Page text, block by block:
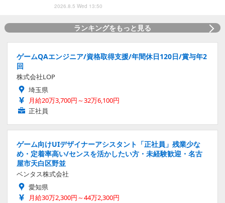
2026.8.5 Wed 13:50
ランキングをもっと見る
ゲームQAエンジニア/資格取得支援/年間休日120日/賞与年2
回
株式会社LOP
埼玉県
月給20万3,700円～32万6,100円
正社員
ゲーム向けUIデザイナーアシスタント「正社員」残業少な
め・定着率高い/センスを活かしたい方・未経験歓迎・名古
屋市天白区野並
ベンタス株式会社
愛知県
月給30万2,300円～44万2,300円